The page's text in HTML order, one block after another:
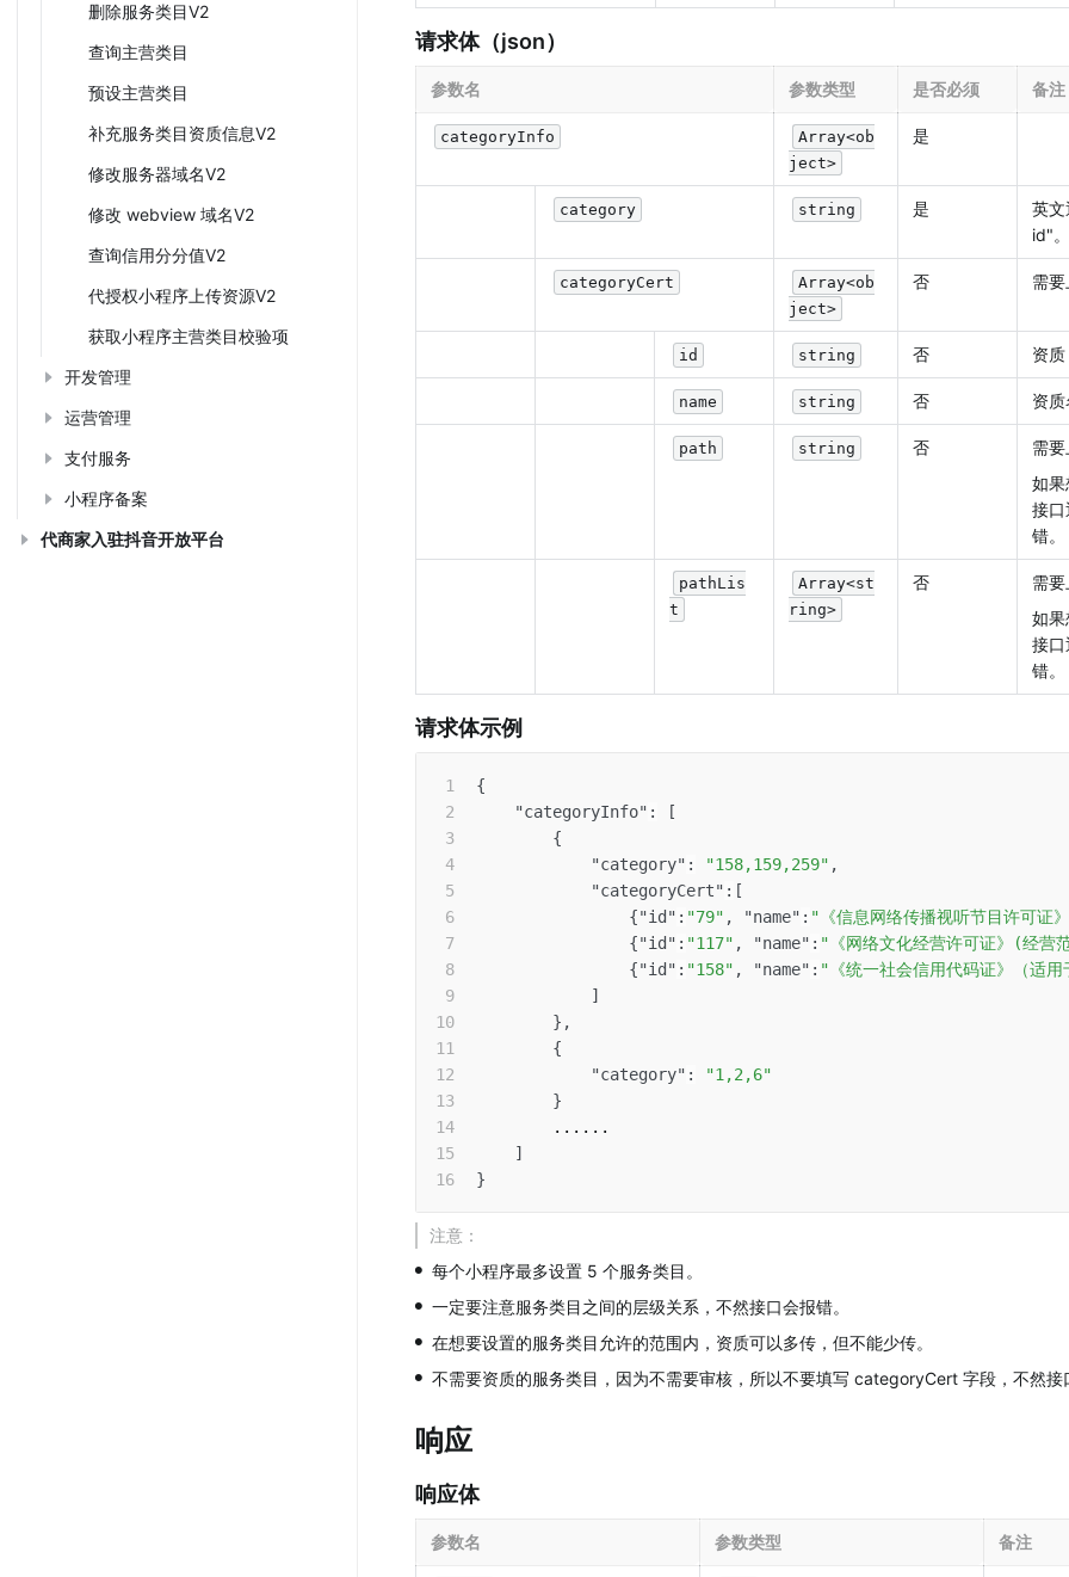
删除服务类目V2
查询主营类目
预设主营类目
补充服务类目资质信息V2
修改服务器域名V2
修改 webview 域名V2
查询信用分分值V2
代授权小程序上传资源V2
获取小程序主营类目校验项
开发管理
运营管理
支付服务
小程序备案
代商家入驻抖音开放平台
请求体（json）
参数名 参数类型 是否必须 备注
categoryInfo
Array<ob
ject>
是
category string 是 英文
id"。
categoryCert
Array<ob
ject>
否 需
id string 否 资
name string 否 资
path string 否
需
如果
接口
错。
pathLis
t
Array<st
ring>
否
需
如果
接口
错。
请求体示例
{
"categoryInfo" :
[
{
"category" : "158,159,259" ,
"categoryCert" : [
{"id" : "79" , "name" : "《信息网络传播视听节目许可证
{"id" : "117" , "name" : "《网络文化经营许可证》(经营
{"id" : "158" , "name" : "《统一社会信用代码证》（适
]
} ,
{
"category" :
"1,2,6"
}
        ......
]
}
注意：
• 每个小程序最多设置 5 个服务类目。
• 一定要注意服务类目之间的层级关系，不然接口会报错。
• 在想要设置的服务类目允许的范围内，资质可以多传，但不能少传。
• 不需要资质的服务类目，因为不需要审核，所以不要填写 categoryCert 字段，不然接
响应
响应体
参数名 参数类型 备注